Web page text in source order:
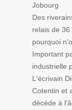
Jobourg
Des
relais de
pourquoi
Important
industrielle
L'écrivain
Cotentin et
décède à